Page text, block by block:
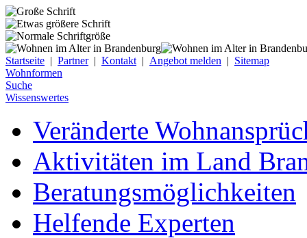
Startseite | Partner| Kontakt | Angebot melden | Sitemap
Wohnformen
Suche
Wissenswertes
Veränderte
Aktivitäten im Land
Beratungsmöglichkeiten
Helfende Experten